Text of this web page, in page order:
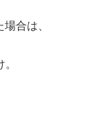
合は、